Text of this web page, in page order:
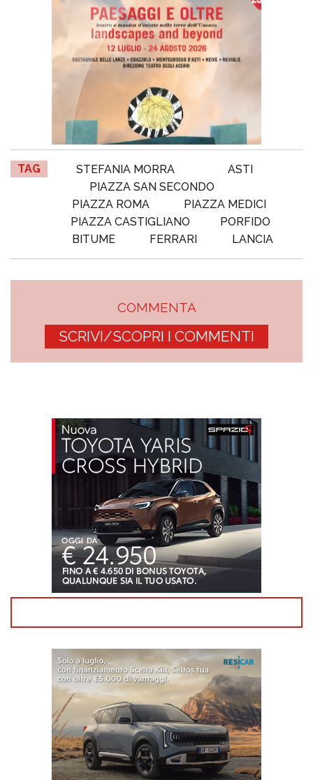
TAG STEFANIA MORRA
ASTI
PIAZZA SAN SECONDO
PIAZZA ROMA
PIAZZA MEDICI
PIAZZA CASTIGLIANO
PORFIDO
BITUME
FERRARI LANCIA
COMMENTA
SCRIVI/SCOPRI I COMMENTI